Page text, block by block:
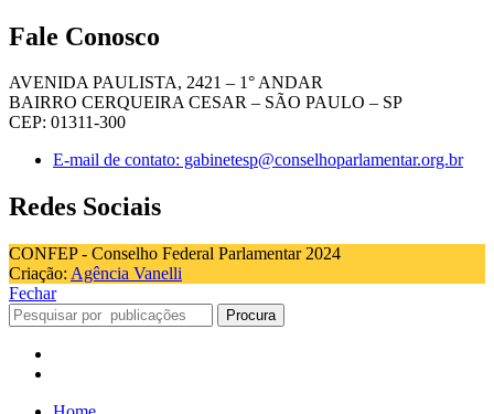
Fale Conosco
AVENIDA PAULISTA, 2421 – 1° ANDAR
BAIRRO CERQUEIRA CESAR – SÃO PAULO – SP
CEP: 01311-300
E-mail de contato: gabinetesp@conselhoparlamentar.org.br
Redes Sociais
CONFEP - Conselho Federal Parlamentar 2024
Criação: Agência Vanelli
Fechar
Procura